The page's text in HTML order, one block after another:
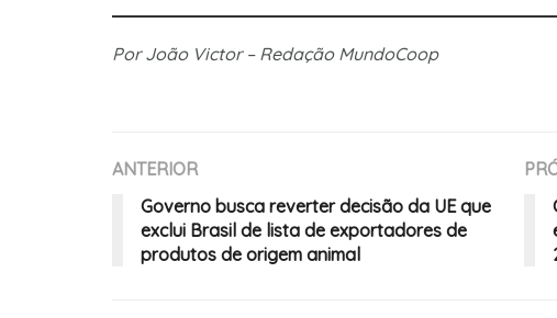
Por João Victor – Redação MundoCoop
ANTERIOR
Governo busca reverter decisão da UE que
exclui Brasil de lista de exportadores de
produtos de origem animal